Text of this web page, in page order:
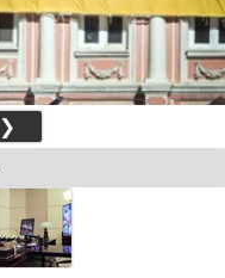
❯